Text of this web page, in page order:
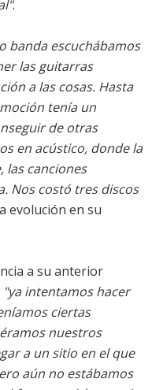
.
banda escuchábamos
las guitarras
a las cosas. Hasta
tenía un
de otras
en acústico, donde la
las canciones
Nos costó tres discos
evolución en su
a su anterior
"ya intentamos hacer
ciertas
nuestros
a un sitio en el que
aún no estábamos